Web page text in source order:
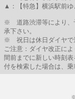
▲：【特急】横浜駅前ゆ
※ 道路渋滞等により、
承下さい。
※ 祝日は休日ダイヤで
ご注意：ダイヤ改正に
間前までに新しい時刻
付を検索した場合は、